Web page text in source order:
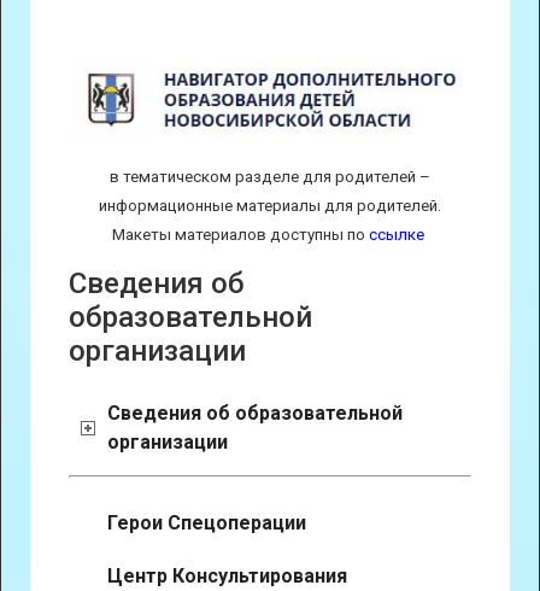
в тематическом разделе для родителей –
информационные материалы для родителей.
Макеты материалов доступны по ссылке
Сведения об
образовательной
организации
Сведения об образовательной
организации
Герои Спецоперации
Центр Консультирования